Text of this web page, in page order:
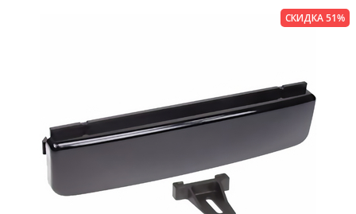
СКИДКА 51%